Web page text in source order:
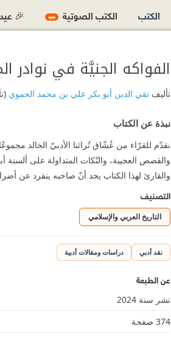
اشترك الآن
الفواكه الجنيَّة في نوادر
تأليفتقي الدين أبو بكر علي بن محمد الحموي
نبذة عن الكتاب
نقدّم للقرّاء من عُشّاق تُراثنا الأدبيّ الخالد
والقصص العجيبة، والنّكات المتداولة على ألسنة
والقارئ لهذا الكتاب يجد أنّ صاحبه ينفرد عن
التصنيف
التاريخ العربي والإسلامي
نقد أدبي دراسات ومقالات أدبية
عن الطبعة
نشر سنة 2024
374 صفحة
الكتب الكتب الصوتية جديد 🎉